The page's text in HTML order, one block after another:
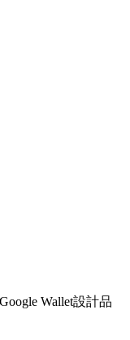
Wallet設計品